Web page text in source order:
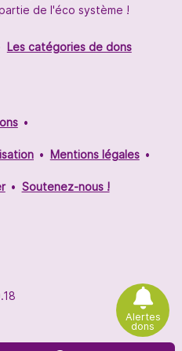
Alertes
dons
de l'éco système !
Les catégories de dons
Mentions légales
Soutenez-nous !